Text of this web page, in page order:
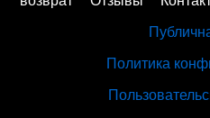
Политика